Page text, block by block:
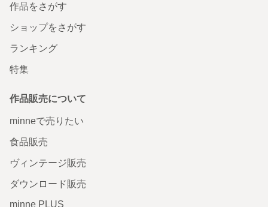
作品をさがす
ショップをさがす
ランキング
特集
作品販売について
minneで売りたい
食品販売
ヴィンテージ販売
ダウンロード販売
minne PLUS